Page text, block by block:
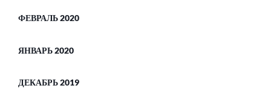
ФЕВРАЛЬ 2020
ЯНВАРЬ 2020
ДЕКАБРЬ 2019